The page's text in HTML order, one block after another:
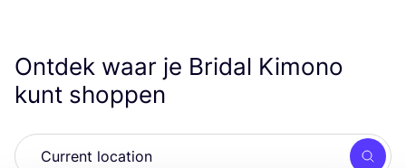
Ontdek waar je Bridal Kimono
kunt shoppen